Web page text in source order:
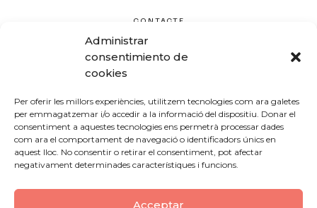
Administrar
consentimiento de
cookies
Per oferir les millors experiències, utilitzem tecnologies com ara galetes
per emmagatzemar i/o accedir a la informació del dispositiu. Donar el
consentiment a aquestes tecnologies ens permetrà processar dades
com ara el comportament de navegació o identificadors únics en
aquest lloc. No consentir o retirar el consentiment, pot afectar
negativament determinades característiques i funcions.
Acceptar
CONTACTE